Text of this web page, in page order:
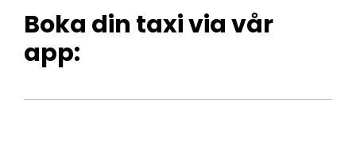
Boka din taxi via vår
app: